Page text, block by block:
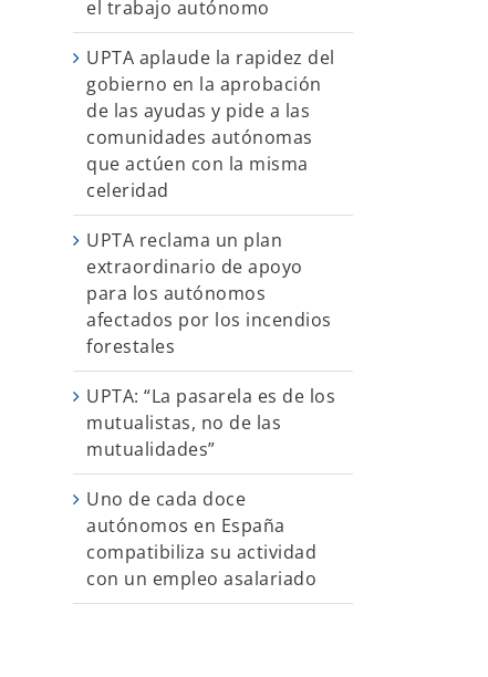
el trabajo autónomo
UPTA aplaude la rapidez del
gobierno en la aprobación
de las ayudas y pide a las
comunidades autónomas
que actúen con la misma
celeridad
UPTA reclama un plan
extraordinario de apoyo
para los autónomos
afectados por los incendios
forestales
UPTA: “La pasarela es de los
mutualistas, no de las
mutualidades”
Uno de cada doce
autónomos en España
compatibiliza su actividad
con un empleo asalariado